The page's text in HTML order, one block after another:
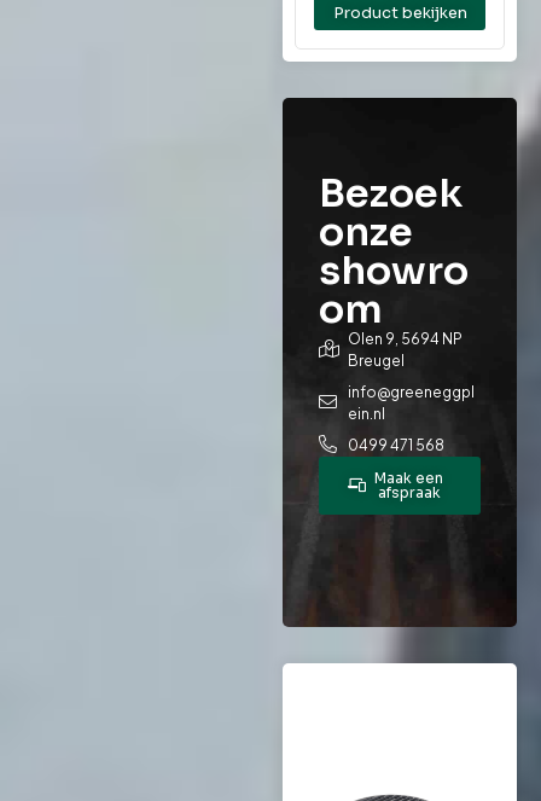
Product bekijken
Bezoek
onze
showro
om
Olen 9, 5694 NP
Breugel
info@greeneggpl
ein.nl
0499 471 568
Maak een
afspraak